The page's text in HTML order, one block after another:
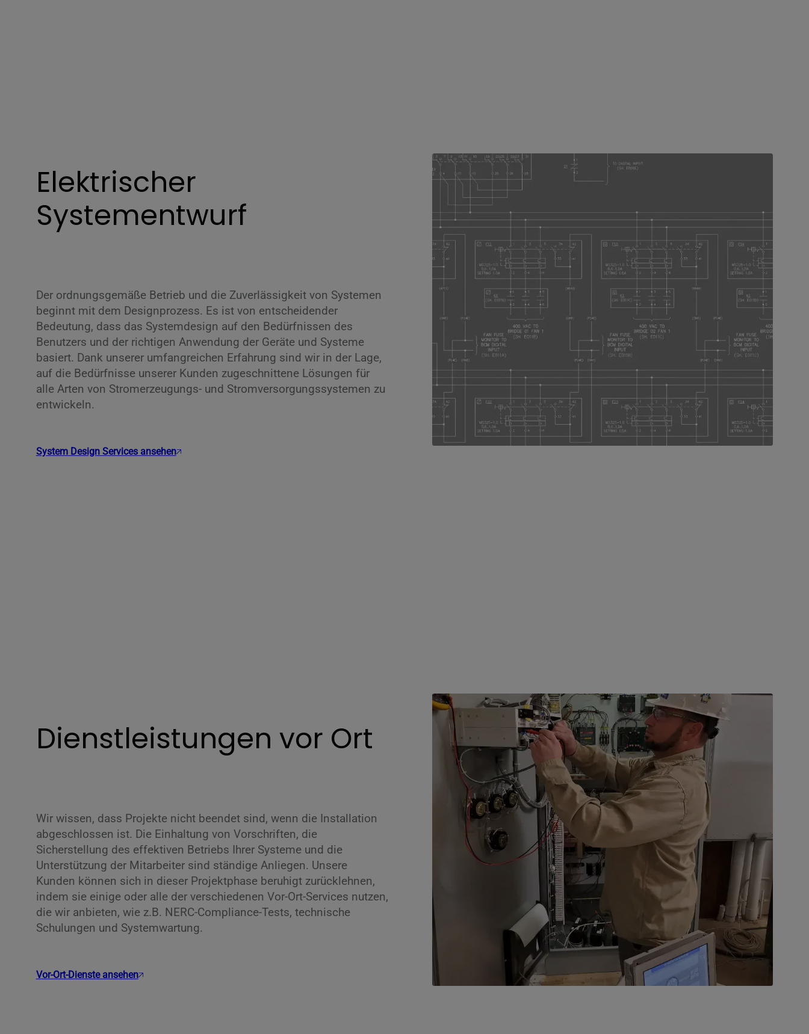
Elektrischer
Systementwurf
Der ordnungsgemäße Betrieb und die Zuverlässigkeit von Systemen
beginnt mit dem Designprozess. Es ist von entscheidender
Bedeutung, dass das Systemdesign auf den Bedürfnissen des
Benutzers und der richtigen Anwendung der Geräte und Systeme
basiert. Dank unserer umfangreichen Erfahrung sind wir in der Lage,
auf die Bedürfnisse unserer Kunden zugeschnittene Lösungen für
alle Arten von Stromerzeugungs- und Stromversorgungssystemen zu
entwickeln.
System Design Services ansehen
Dienstleistungen vor Ort
Wir wissen, dass Projekte nicht beendet sind, wenn die Installation
abgeschlossen ist. Die Einhaltung von Vorschriften, die
Sicherstellung des effektiven Betriebs Ihrer Systeme und die
Unterstützung der Mitarbeiter sind ständige Anliegen. Unsere
Kunden können sich in dieser Projektphase beruhigt zurücklehnen,
indem sie einige oder alle der verschiedenen Vor-Ort-Services nutzen,
die wir anbieten, wie z.B. NERC-Compliance-Tests, technische
Schulungen und Systemwartung.
Vor-Ort-Dienste ansehen